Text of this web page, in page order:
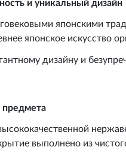
и уникальный дизайн
японскими
японское искусство
дизайну и
предмета
выполнено из